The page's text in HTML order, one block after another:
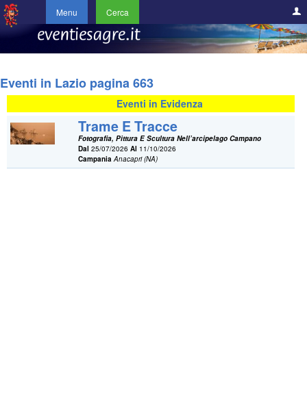
Menu Cerca
Eventi in Lazio pagina 663
Eventi in Evidenza
Trame E Tracce
Fotografia, Pittura E Scultura Nell’arcipelago Campano
Dal 25/07/2026Al 11/10/2026
Campania Anacapri (NA)